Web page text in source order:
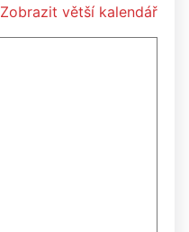
Zobrazit větší kalendář